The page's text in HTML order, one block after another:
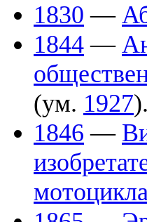
1830 —
1844 —
(ум. 1927).
1846 —